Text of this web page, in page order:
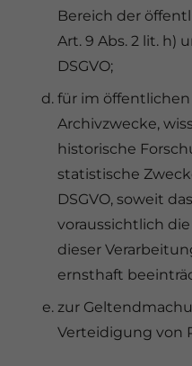
Bereich der
Art. 9 Abs. 2 lit. h)
DSGVO;
für im
Archivzwecke,
historische
statistische
DSGVO, soweit
voraussichtlich
dieser
ernsthaft
zur
Verteidigung von